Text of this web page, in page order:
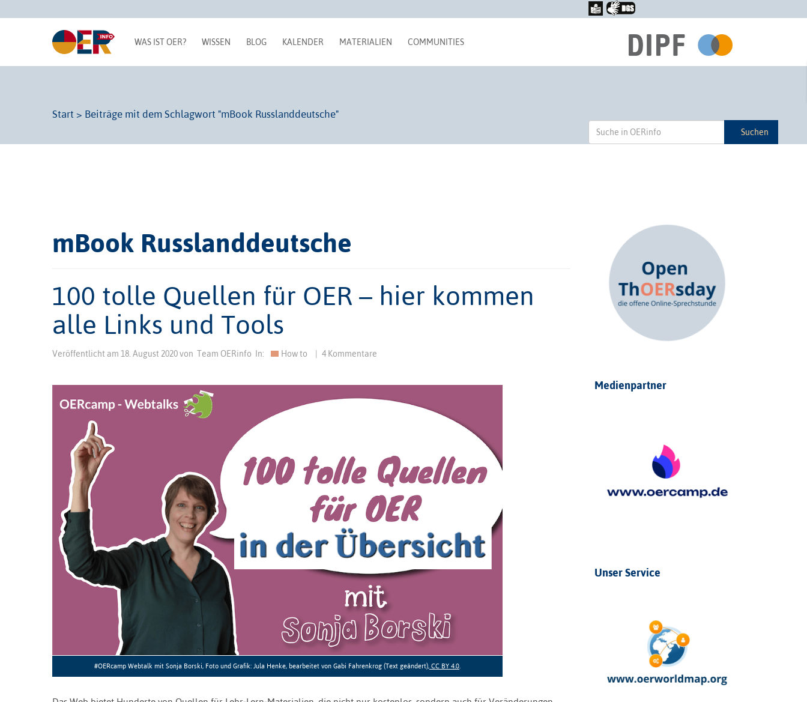
WAS IST OER? WISSEN BLOG KALENDER MATERIALIEN COMMUNITIES
Start > Beiträge mit dem Schlagwort "mBook Russlanddeutsche"
Suchen
mBook Russlanddeutsche
100 tolle Quellen für OER – hier kommen
alle Links und Tools
Veröffentlicht am 18. August 2020von Team OERinfo In: How to 4 Kommentare
#OERcamp Webtalk mit Sonja Borski, Foto und Grafik: Jula Henke, bearbeitet von Gabi Fahrenkrog (Text geändert), CC BY 4.0
Medienpartner
Unser Service